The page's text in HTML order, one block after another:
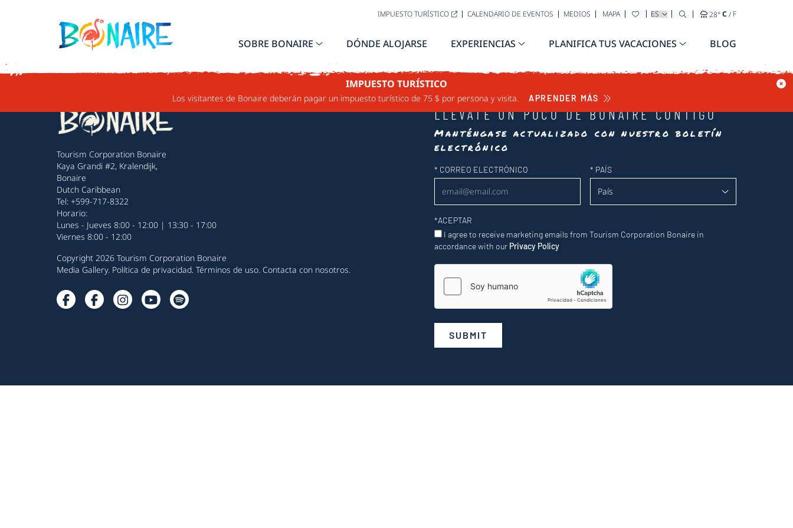
IMPUESTO TURÍSTICO CALENDARIO DE EVENTOS MEDIOS MAPA SELECCIONA TU IDIOMA
28°C / F
SOBRE BONAIRE DÓNDE ALOJARSE EXPERIENCIAS PLANIFICA TUS VACACIONES BLOG
IMPUESTO TURÍSTICO
Los visitantes de Bonaire deberán pagar un impuesto turístico de 75 $ por persona y visita. APRENDER MÁS
Tourism Corporation Bonaire
Kaya Grandi #2, Kralendijk,
Bonaire
Dutch Caribbean
Tel: +599-717-8322
Horario:
Lunes - Jueves 8:00 - 12:00 | 13:30 - 17:00
Viernes 8:00 - 12:00
Copyright 2026 Tourism Corporation Bonaire
Media Gallery. Política de privacidad. Términos de uso. Contacta con nosotros.
LLÉVATE UN POCO DE BONAIRE CONTIGO
Manténgase actualizado con nuestro boletín
electrónico
Newsletter
* CORREO ELECTRÓNICO * PAÍS
*ACEPTAR
I agree to receive marketing emails from Tourism Corporation Bonaire in
accordance with our Privacy Policy
SUBMIT